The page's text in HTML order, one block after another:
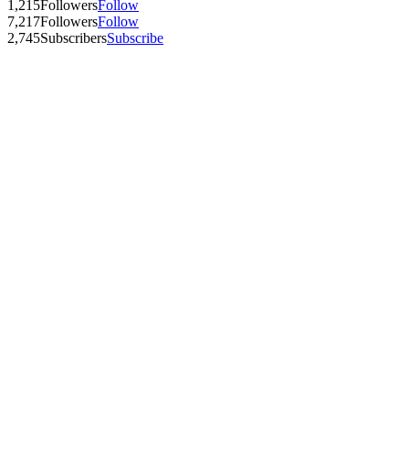
1,215FollowersFollow
7,217FollowersFollow
2,745SubscribersSubscribe